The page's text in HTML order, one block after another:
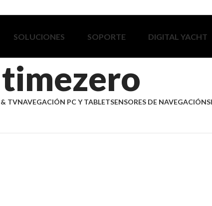
SOLUCIONES SOPORTE DIGITAL YACHT
timezero
TVNAVEGACIÓN PC Y TABLETSENSORES DE NAVEGACIÓN